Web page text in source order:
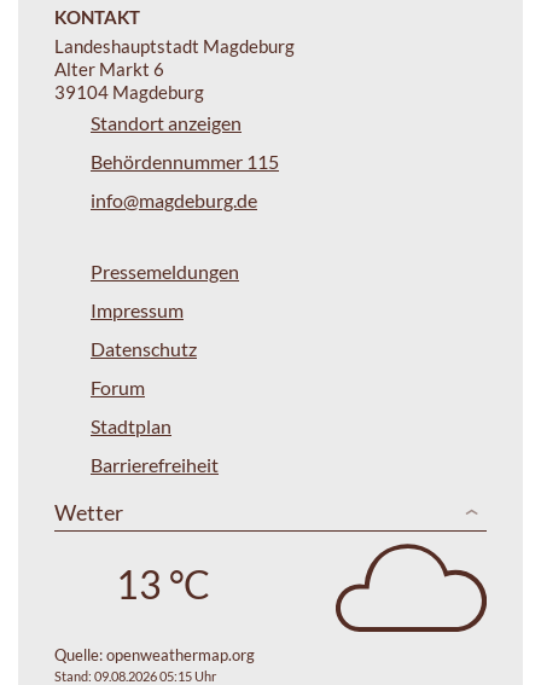
KONTAKT
Landeshauptstadt Magdeburg
Alter Markt 6
39104 Magdeburg
Standort anzeigen
Behördennummer 115
info@magdeburg.de
Pressemeldungen
Impressum
Datenschutz
Forum
Stadtplan
Barrierefreiheit
Wetter
13 °C
Quelle:openweathermap.org
Stand: 09.08.2026 05:15 Uhr